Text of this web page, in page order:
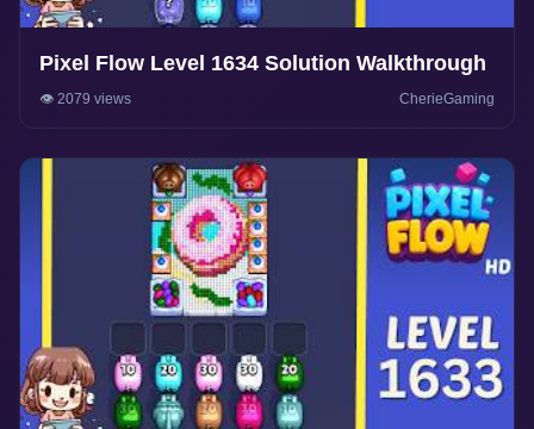
Pixel Flow Level 1634 Solution Walkthrough
👁️ 2079 views CherieGaming